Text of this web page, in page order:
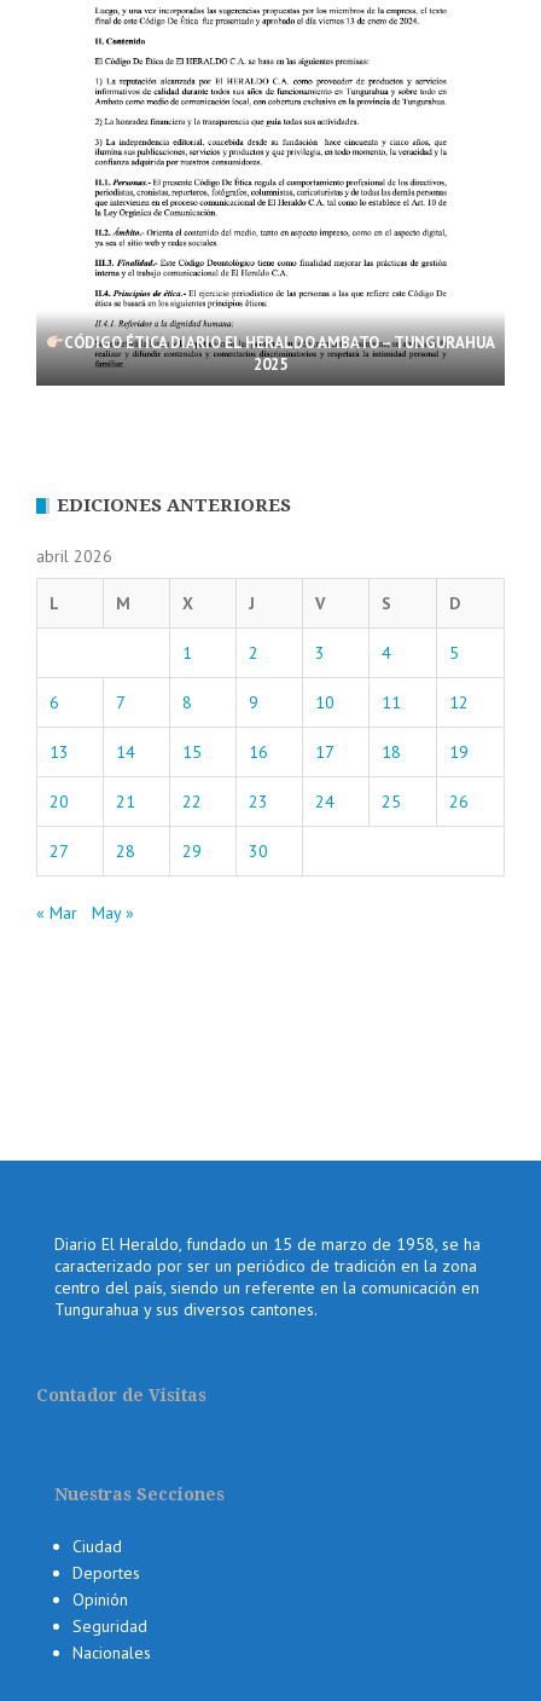
CÓDIGO ÉTICA DIARIO EL HERALDO AMBATO – TUNGURAHUA
2025
EDICIONES ANTERIORES
abril 2026
L M X J V S D
1 2 3 4 5
6 7 8 9 10 11 12
13 14 15 16 17 18 19
20 21 22 23 24 25 26
27 28 29 30
« Mar May »
Diario El Heraldo, fundado un 15 de marzo de 1958, se ha
caracterizado por ser un periódico de tradición en la zona
centro del país, siendo un referente en la comunicación en
Tungurahua y sus diversos cantones.
Contador de Visitas
Nuestras Secciones
Ciudad
Deportes
Opinión
Seguridad
Nacionales